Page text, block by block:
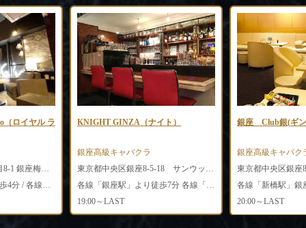
（ロイヤル ラ
東京都中央区銀座7丁目8-1 銀座梅林ビル11F・12F
KNIGHT GINZA（ナイト）
銀座高級キャバクラ
19:00～LAST
銀座 Club銀(ギ
銀座高級キャバク
各線「新橋駅」銀
20:00～LAST